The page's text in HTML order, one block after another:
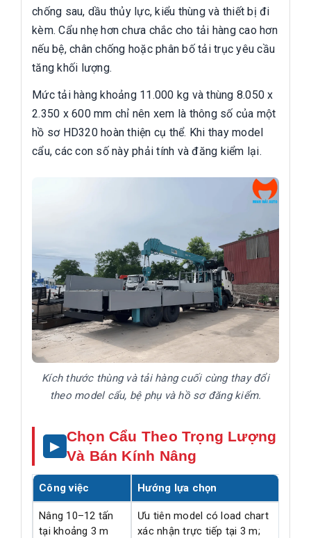
chống sau, dầu thủy lực, kiểu thùng và thiết bị đi
kèm. Cẩu nhẹ hơn chưa chắc cho tải hàng cao hơn
nếu bệ, chân chống hoặc phân bố tải trục yêu cầu
tăng khối lượng.
Mức tải hàng khoảng 11.000 kg và thùng 8.050 x
2.350 x 600 mm chỉ nên xem là thông số của một
hồ sơ HD320 hoàn thiện cụ thể. Khi thay model
cẩu, các con số này phải tính và đăng kiểm lại.
Kích thước thùng và tải hàng cuối cùng thay đổi
theo model cẩu, bệ phụ và hồ sơ đăng kiểm.
Chọn Cẩu Theo Trọng Lượng
Và Bán Kính Nâng
Công việc Hướng lựa chọn
Nâng 10–12 tấn
tại khoảng 3 m
Ưu tiên model có load chart
xác nhận trực tiếp tại 3 m;